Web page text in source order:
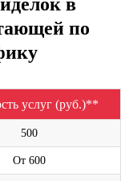
по
услуг (руб.)**
500
От 600